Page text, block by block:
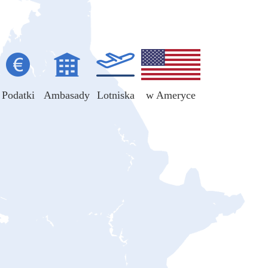
Podatki Ambasady Lotniska w Ameryce